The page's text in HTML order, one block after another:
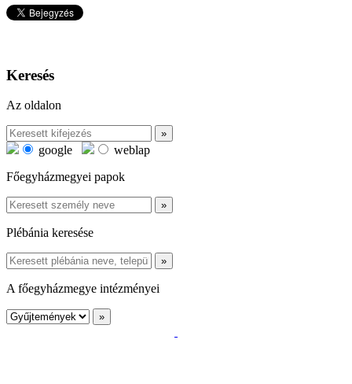
Keresés
Az oldalon
google
weblap
Főegyházmegyei papok
Plébánia keresése
A főegyházmegye intézményei